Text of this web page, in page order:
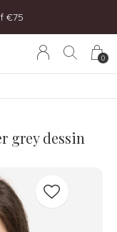
0
€75
grey dessin